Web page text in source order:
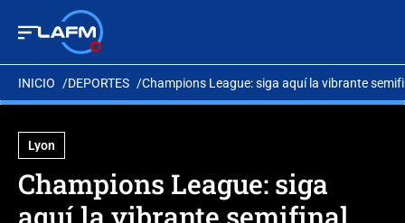
INICIO DEPORTES Champions League: siga aquí la vibrante
Lyon
Champions League: siga